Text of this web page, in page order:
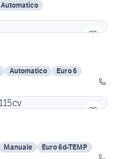
Automatico
Automatico
Euro 6
Manuale
Euro 6d-TEMP